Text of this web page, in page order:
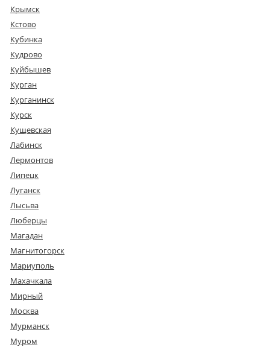
Крымск
Кстово
Кубинка
Кудрово
Куйбышев
Курган
Курганинск
Курск
Кущевская
Лабинск
Лермонтов
Липецк
Луганск
Лысьва
Люберцы
Магадан
Магнитогорск
Мариуполь
Махачкала
Мирный
Москва
Мурманск
Муром